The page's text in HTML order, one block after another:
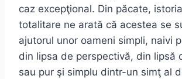
caz excepţional. Din păcate,
totalitare ne arată că acestea se
ajutorul unor oameni simpli, naivi
din lipsa de perspectivă, din lipsă
sau pur şi simplu dintr-un simţ al